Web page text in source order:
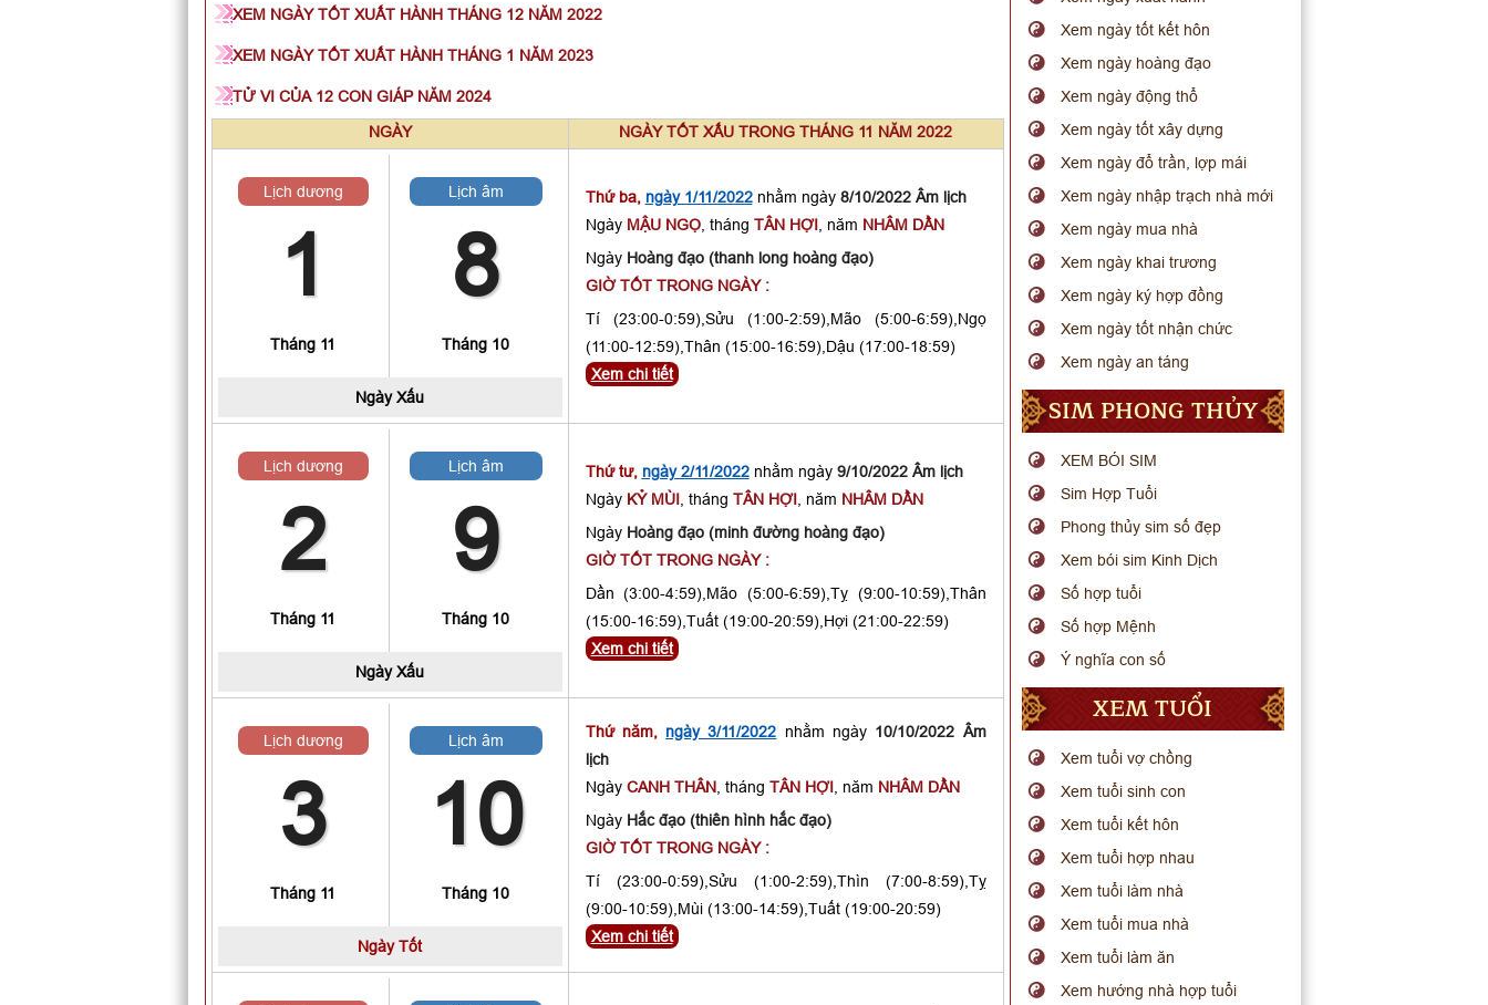
XEM NGÀY TỐT XUẤT HÀNH THÁNG 12 NĂM 2022
XEM NGÀY TỐT XUẤT HÀNH THÁNG 1 NĂM 2023
TỬ VI CỦA 12 CON GIÁP NĂM 2024
NGÀY
NGÀY TỐT XẤU TRONG THÁNG 11 NĂM 2022
Lịch dương
1
Tháng 11
Lịch âm
8
Tháng 10
Ngày Xấu
Thứ ba, ngày 1/11/2022nhằm ngày 8/10/2022 Âm lịch
Ngày MẬU NGỌ, tháng TÂN HỢI , năm NHÂM DẦN
Ngày Hoàng đạo (thanh long hoàng đạo)
GIỜ TỐT TRONG NGÀY :
Tí (23:00-0:59),Sửu (1:00-2:59),Mão (5:00-6:59),Ngọ
(11:00-12:59),Thân (15:00-16:59),Dậu (17:00-18:59)
Xem chi tiết
Lịch dương
2
Tháng 11
Lịch âm
9
Tháng 10
Ngày Xấu
Thứ tư, ngày 2/11/2022nhằm ngày 9/10/2022 Âm lịch
Ngày KỶ MÙI , tháng TÂN HỢI , năm NHÂM DẦN
Ngày Hoàng đạo (minh đường hoàng đạo)
GIỜ TỐT TRONG NGÀY :
Dần (3:00-4:59),Mão (5:00-6:59),Tỵ (9:00-10:59),Thân
(15:00-16:59),Tuất (19:00-20:59),Hợi (21:00-22:59)
Xem chi tiết
Lịch dương
3
Tháng 11
Lịch âm
10
Tháng 10
NgàyTốt
Thứ năm, ngày 3/11/2022 nhằm ngày 10/10/2022 Âm
lịch
Ngày CANH THÂN, tháng TÂN HỢI , năm NHÂM DẦN
Ngày Hắc đạo (thiên hình hắc đạo)
GIỜ TỐT TRONG NGÀY :
Tí (23:00-0:59),Sửu (1:00-2:59),Thìn (7:00-8:59),Tỵ
(9:00-10:59),Mùi (13:00-14:59),Tuất (19:00-20:59)
Xem chi tiết
Xem ngày tốt kết hôn
Xem ngày hoàng đạo
Xem ngày động thổ
Xem ngày tốt xây dựng
Xem ngày đổ trần, lợp mái
Xem ngày nhập trạch nhà mới
Xem ngày mua nhà
Xem ngày khai trương
Xem ngày ký hợp đồng
Xem ngày tốt nhận chức
Xem ngày an táng
SIM PHONG THỦY
XEM BÓI SIM
Sim Hợp Tuổi
Phong thủy sim số đẹp
Xem bói sim Kinh Dịch
Số hợp tuổi
Số hợp Mệnh
Ý nghĩa con số
XEM TUỔI
Xem tuổi vợ chồng
Xem tuổi sinh con
Xem tuổi kết hôn
Xem tuổi hợp nhau
Xem tuổi làm nhà
Xem tuổi mua nhà
Xem tuổi làm ăn
Xem hướng nhà hợp tuổi